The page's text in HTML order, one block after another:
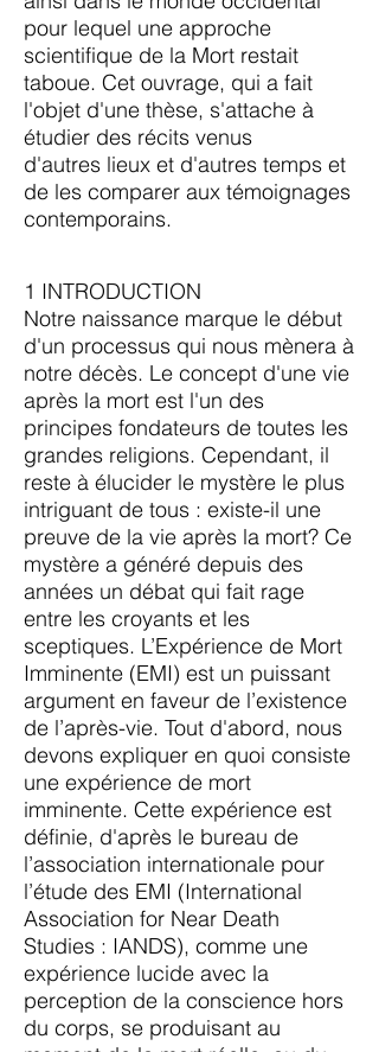
pour lequel une approche
scientifique de la Mort restait
taboue. Cet ouvrage, qui a fait
l'objet d'une thèse, s'attache à
étudier des récits venus
d'autres lieux et d'autres temps et
de les comparer aux témoignages
contemporains.
1 INTRODUCTION
Notre naissance marque le début
d'un processus qui nous mènera à
notre décès. Le concept d'une vie
après la mort est l'un des
principes fondateurs de toutes les
grandes religions. Cependant, il
reste à élucider le mystère le plus
intriguant de tous : existe-il une
preuve de la vie après la mort? Ce
mystère a généré depuis des
années un débat qui fait rage
entre les croyants et les
sceptiques. L’Expérience de Mort
Imminente (EMI) est un puissant
argument en faveur de l’existence
de l’après-vie. Tout d'abord, nous
devons expliquer en quoi consiste
une expérience de mort
imminente. Cette expérience est
définie, d'après le bureau de
l’association internationale pour
l’étude des EMI (International
Association for Near Death
Studies : IANDS), comme une
expérience lucide avec la
perception de la conscience hors
du corps, se produisant au